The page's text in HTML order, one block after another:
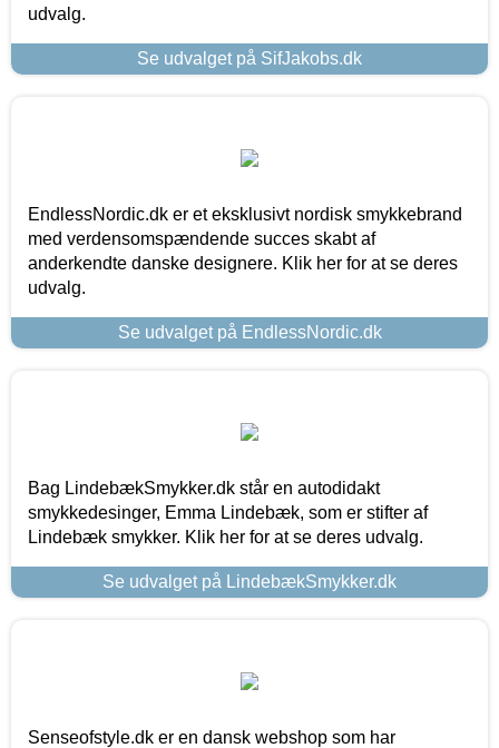
udvalg.
Se udvalget på SifJakobs.dk
EndlessNordic.dk er et eksklusivt nordisk smykkebrand
med verdensomspændende succes skabt af
anderkendte danske designere. Klik her for at se deres
udvalg.
Se udvalget på EndlessNordic.dk
Bag LindebækSmykker.dk står en autodidakt
smykkedesinger, Emma Lindebæk, som er stifter af
Lindebæk smykker. Klik her for at se deres udvalg.
Se udvalget på LindebækSmykker.dk
Senseofstyle.dk er en dansk webshop som har